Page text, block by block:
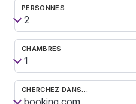
PERSONNES
CHAMBRES
CHERCHEZ DANS…